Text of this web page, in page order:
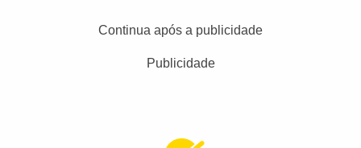
Continua após a publicidade
Publicidade